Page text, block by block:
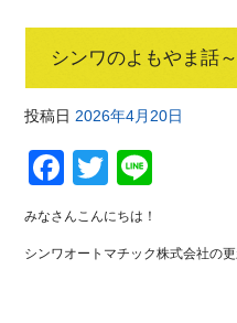
シンワのよもやま話
投稿日 2026年4月20日
F
a
c
e
T
wi
tt
er
e
みなさんこんにちは！
シンワオートマチック株式会社の